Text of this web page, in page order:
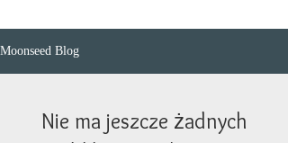
Moonseed Blog
Nie ma jeszcze żadnych